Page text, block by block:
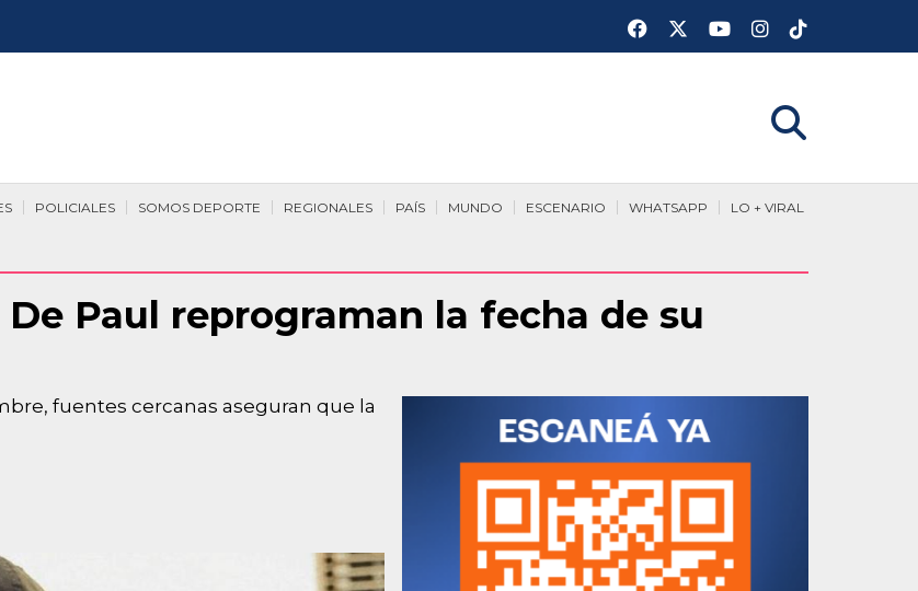
LO + VIRAL
WHATSAPP
ESCENARIO
MUNDO
PAÍS
REGIONALES
SOMOS DEPORTE
POLICIALES
Paul reprograman la fecha de su
fuentes cercanas aseguran que la